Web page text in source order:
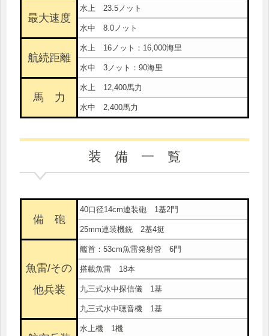
最大速度
水上 23.5ノット
水中 8.0ノット
航続距離
水上 16ノット：16,000海里
水中 3ノット：90海里
馬 力
水上 12,400馬力
水中 2,400馬力
装 備 一 覧
備 砲
40口径14cm連装砲 1基2門
25mm連装機銃 2基4挺
魚雷/その
他兵装
艦首：53cm魚雷発射管 6門
搭載魚雷 18本
九三式水中探信儀 1基
九三式水中聴音機 1基
水上機 1機